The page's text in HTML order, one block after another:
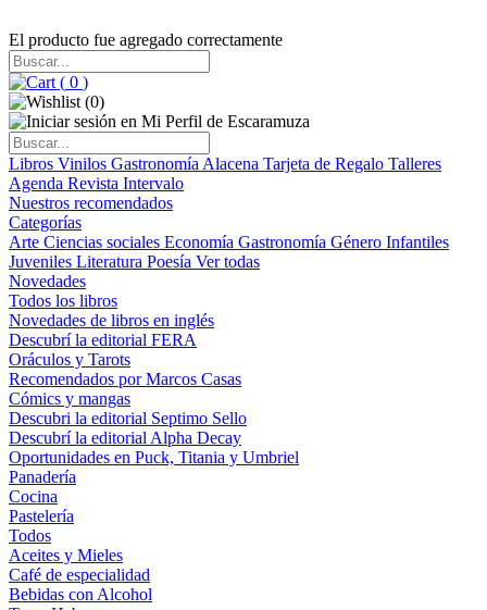
El producto fue agregado correctamente
( 0 )
(0)
Libros Vinilos Gastronomía Alacena Tarjeta de Regalo Talleres
Agenda Revista Intervalo
Nuestros recomendados
Categorías
Arte Ciencias sociales Economía Gastronomía Género Infantiles
Juveniles Literatura Poesía Ver todas
Novedades
Todos los libros
Novedades de libros en inglés
Descubrí la editorial FERA
Oráculos y Tarots
Recomendados por Marcos Casas
Cómics y mangas
Descubri la editorial Septimo Sello
Descubrí la editorial Alpha Decay
Oportunidades en Puck, Titania y Umbriel
Panadería
Cocina
Pastelería
Todos
Aceites y Mieles
Café de especialidad
Bebidas con Alcohol